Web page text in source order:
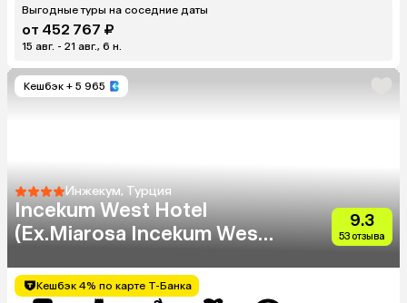
Выгодные туры на соседние даты
от 452 767 ₽
15 авг. - 21 авг., 6 н.
Кешбэк + 5 965
Инжекум, Турция
Incekum West Hotel
(Ex.Miarosa Incekum West
9.3
53 отзыва
Кешбэк 4% по карте Т-Банка